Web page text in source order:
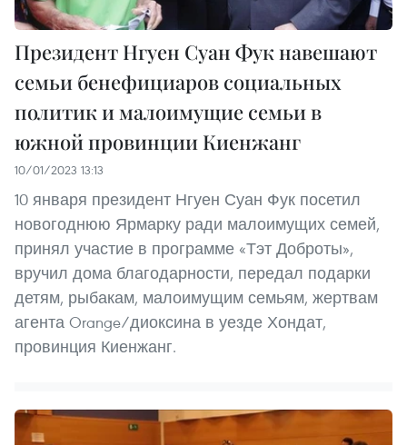
Президент Нгуен Суан Фук навешают
семьи бенефициаров социальных
политик и малоимущие семьи в
южной провинции Киенжанг
10/01/2023 13:13
10 января президент Нгуен Суан Фук посетил
новогоднюю Ярмарку ради малоимущих семей,
принял участие в программе «Тэт Доброты»,
вручил дома благодарности, передал подарки
детям, рыбакам, малоимущим семьям, жертвам
агента Orange/диоксина в уезде Хондат,
провинция Киенжанг.